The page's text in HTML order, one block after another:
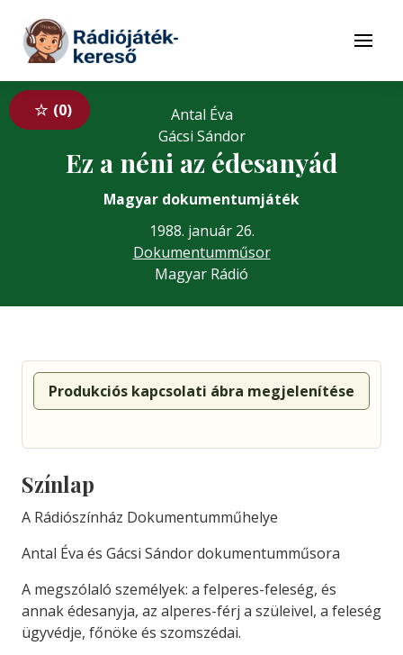
Tovább a tartalomhoz
Menü
0
Antal Éva
Gácsi Sándor
Ez a néni az édesanyád
Magyar dokumentumjáték
1988. január 26.
Dokumentumműsor
Magyar Rádió
Produkciós kapcsolati ábra megjelenítése
Színlap
A Rádiószínház Dokumentumműhelye
Antal Éva és Gácsi Sándor dokumentumműsora
A megszólaló személyek: a felperes-feleség, és
annak édesanyja, az alperes-férj a szüleivel, a feleség
ügyvédje, főnöke és szomszédai.